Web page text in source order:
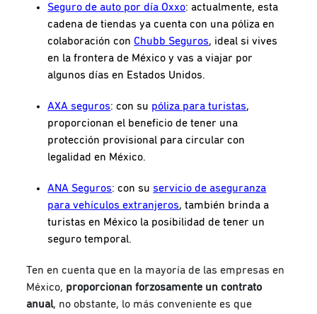
Seguro de auto por día Oxxo: actualmente, esta
cadena de tiendas ya cuenta con una póliza en
colaboración con Chubb Seguros, ideal si vives
en la frontera de México y vas a viajar por
algunos días en Estados Unidos.
AXA seguros: con su póliza para turistas,
proporcionan el beneficio de tener una
protección provisional para circular con
legalidad en México.
ANA Seguros: con suservicio de aseguranza
para vehículos extranjeros, también brinda a
turistas en México la posibilidad de tener un
seguro temporal.
Ten en cuenta que en la mayoría de las empresas en
México, proporcionan forzosamente un contrato
anual, no obstante, lo más conveniente es que